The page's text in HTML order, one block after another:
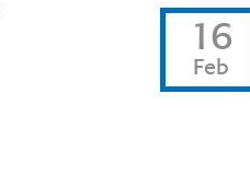
16
Feb